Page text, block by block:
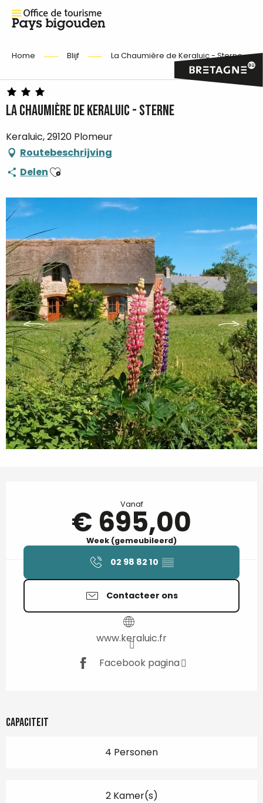
Home Blijf La Chaumière de Keraluic - Sterne
La Chaumière de Keraluic - Sterne
Keraluic, 29120 Plomeur
Routebeschrijving
DelenAjouter aux favoris
Vanaf
€ 695,00
Week (gemeubileerd)
02 98 82 10 ▒▒
Contacteer ons
www.keraluic.fr
Facebook pagina
Capaciteit
4 Personen
2 Kamer(s)